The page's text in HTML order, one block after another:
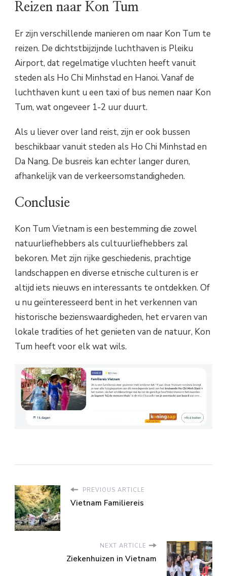
Reizen naar Kon Tum
Er zijn verschillende manieren om naar Kon Tum te
reizen. De dichtstbijzijnde luchthaven is Pleiku
Airport, dat regelmatige vluchten heeft vanuit
steden als Ho Chi Minhstad en Hanoi. Vanaf de
luchthaven kunt u een taxi of bus nemen naar Kon
Tum, wat ongeveer 1-2 uur duurt.
Als u liever over land reist, zijn er ook bussen
beschikbaar vanuit steden als Ho Chi Minhstad en
Da Nang. De busreis kan echter langer duren,
afhankelijk van de verkeersomstandigheden.
Conclusie
Kon Tum Vietnam is een bestemming die zowel
natuurliefhebbers als cultuurliefhebbers zal
bekoren. Met zijn rijke geschiedenis, prachtige
landschappen en diverse etnische culturen is er
altijd iets nieuws en interessants te ontdekken. Of
u nu geïnteresseerd bent in het verkennen van
historische bezienswaardigheden, het ervaren van
lokale tradities of het genieten van de natuur, Kon
Tum heeft voor elk wat wils.
PREVIOUS ARTICLE
Vietnam Familiereis
NEXT ARTICLE
Ziekenhuizen in Vietnam